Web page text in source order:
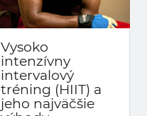
Vysoko
intenzívny
intervalový
tréning (HIIT) a
jeho najväčšie